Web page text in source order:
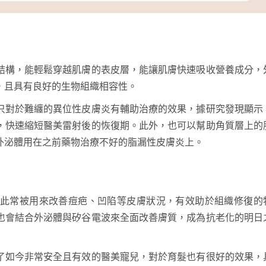
，能輕鬆穿越肌膚的表皮層，能讓肌膚快速吸收營養成分，
具有良好的生物組織相容性。
於難纏的異位性皮膚炎有輔助治療的效果，據研究發現顯示
速縮短醫美雷射後的恢復期。此外，也可以幫助角質層上的
體用在之前藥物治療不好的脂漏性皮膚炎上 。
常被用來改善痘疤、凹陷等皮膚狀況， 有效助於組織修復的
會結合外泌體與矽谷電波來全面改善膚質，成為抗老化的明日
今非常安全且有效的醫美寵兒，對於育髮也有很好的效果，